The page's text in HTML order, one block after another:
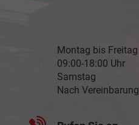
Montag bis Freitag
09:00-18:00 Uhr
Samstag
Nach Vereinbarung